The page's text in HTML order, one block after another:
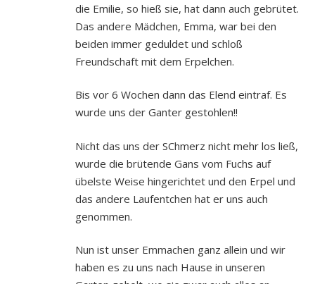
die Emilie, so hieß sie, hat dann auch gebrütet.
Das andere Mädchen, Emma, war bei den
beiden immer geduldet und schloß
Freundschaft mit dem Erpelchen.
Bis vor 6 Wochen dann das Elend eintraf. Es
wurde uns der Ganter gestohlen!!
Nicht das uns der SChmerz nicht mehr los ließ,
wurde die brütende Gans vom Fuchs auf
übelste Weise hingerichtet und den Erpel und
das andere Laufentchen hat er uns auch
genommen.
Nun ist unser Emmachen ganz allein und wir
haben es zu uns nach Hause in unseren